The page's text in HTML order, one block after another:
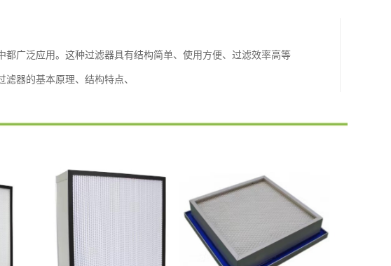
广泛应用。这种过滤器具有结构简单、使用方便、过滤效率高等
器的基本原理、结构特点、